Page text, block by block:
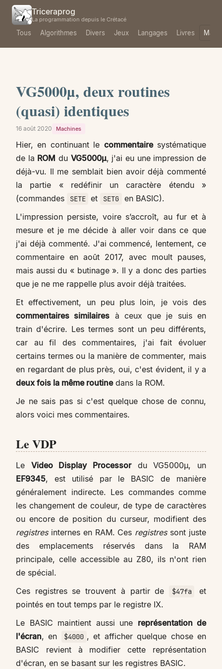
Triceraprog
La programmation depuis le Crétacé
Tous Algorithmes Divers Jeux Langages Livres
VG5000µ, deux routines
(quasi) identiques
16 août 2020 Machines
Hier, en continuant le commentairesystématique
de la ROM du VG5000µ, j'ai eu une impression de
déjà-vu. Il me semblait bien avoir déjà commenté
la partie « redéfinir un caractère étendu »
(commandes
SETE et SETG
en BASIC).
L'impression persiste, voire s’accroît, au fur et à
mesure et je me décide à aller voir dans ce que
j'ai déjà commenté. J'ai commencé, lentement, ce
commentaire en août 2017, avec moult pauses,
mais aussi du « butinage ». Il y a donc des parties
que je ne me rappelle plus avoir déjà traitées.
Et effectivement, un peu plus loin, je vois des
commentaires similaires à ceux que je suis en
train d'écrire. Les termes sont un peu différents,
car au fil des commentaires, j'ai fait évoluer
certains termes ou la manière de commenter, mais
en regardant de plus près, oui, c'est évident, il y a
deux fois la même routinedans la ROM.
Je ne sais pas si c'est quelque chose de connu,
alors voici mes commentaires.
Le VDP
Le Video Display Processordu VG5000µ, un
EF9345, est utilisé par le BASIC de manière
généralement indirecte. Les commandes comme
les changement de couleur, de type de caractères
ou encore de position du curseur, modifient des
registresinternes en RAM. Ces registressont juste
des emplacements réservés dans la RAM
principale, celle accessible au Z80, ils n'ont rien
de spécial.
Ces registres se trouvent à partir de
$47fa
et
pointés en tout temps par le registre IX.
Le BASIC maintient aussi une représentation de
l'écran, en $4000 , et afficher quelque chose en
BASIC revient à modifier cette représentation
d'écran, en se basant sur les registres BASIC.